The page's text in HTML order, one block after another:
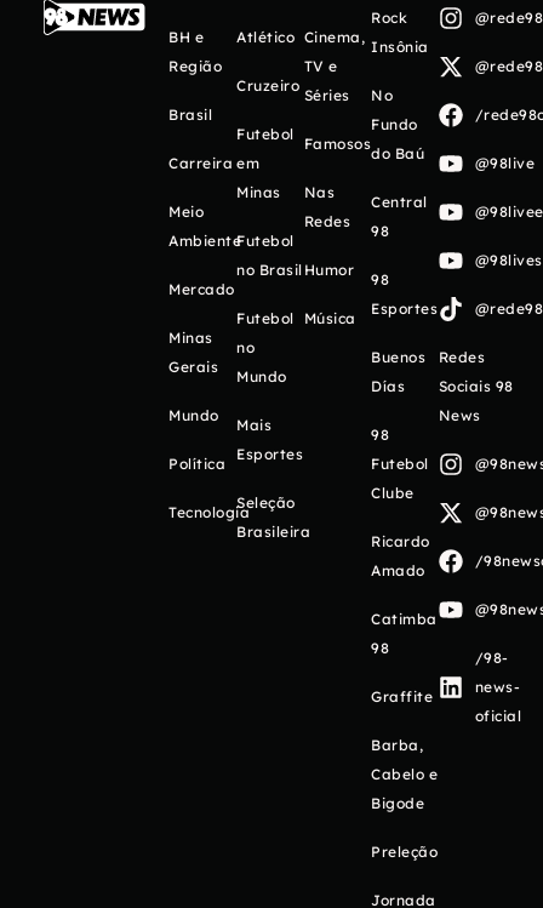
BH e
Região
Brasil
Carreira
Meio
Ambiente
Mercado
Minas
Gerais
Mundo
Política
Tecnologia
Atlético
Cruzeiro
Futebol
em
Minas
Futebol
no Brasil
Futebol
no
Mundo
Mais
Esportes
Seleção
Brasileira
Cinema,
TV e
Séries
Famosos
Nas
Redes
Humor
Música
Rock
Insônia
No
Fundo
do Baú
Central
98
98
Esportes
Buenos
Días
98
Futebol
Clube
Ricardo
Amado
Catimba
98
Graffite
Barba,
Cabelo e
Bigode
Preleção
Jornada
/
@98live
Redes
Sociais 98
News
/
/98-
news-
oficial